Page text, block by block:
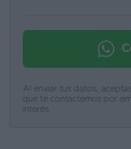
Al enviar tus datos,
que te contactemos por
interés.